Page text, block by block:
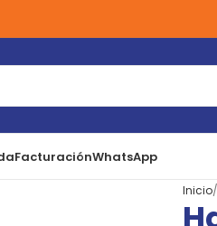
FacturaciónWhatsApp
Inicio